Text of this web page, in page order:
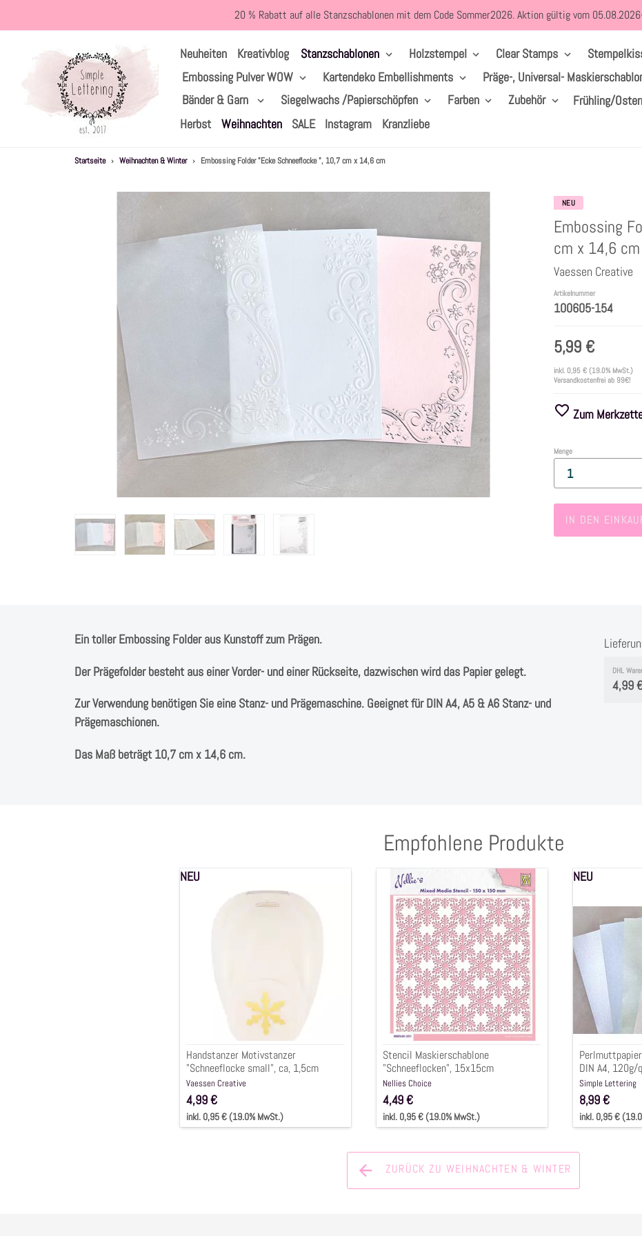
zum
20 % Rabatt auf alle Stanzschablonen mit dem Code Sommer2026. Aktion gültig vom
Neuheiten Kreativblog Stanzschablonen Holzstempel Clear Stamps
Embossing Pulver WOW
Kartendeko Embellishments Präge-, Universal-
Bänder & Garn
Siegelwachs /Papierschöpfen Farben Zubehör Frühling/
Herbst
Weihnachten SALE Instagram Kranzliebe
Startseite › Weihnachten & Winter › Embossing Folder "Ecke Schneeflocke ", 10,7 cm x 14,6 cm
NEU
Embossing
cm x 14,6 cm
Vaessen Creative
Artikelnummer
100605-154
5,99 €
inkl. 0,95 €(19.0% MwSt.)
Versandkostenfrei ab 99€!
Zum
Menge
IN DEN
Ein toller Embossing Folder aus Kunstoff zum Prägen.
Der Prägefolder besteht aus einer Vorder- und einer Rückseite, dazwischen wird das Papier gelegt.
Zur Verwendung benötigen Sie eine Stanz- und Prägemaschine. Geeignet für DIN A4, A5 & A6 Stanz- und
Prägemaschionen.
Das Maß beträgt 10,7 cm x 14,6 cm.
DHL
4,99
Empfohlene Produkte
Handstanzer
Motivstanzer
NEU
Handstanzer Motivstanzer
"Schneeflocke small", ca, 1,5cm
Vaessen Creative
4,99 €
inkl. 0,95 € (19.0% MwSt.)
Stencil
Maskierschablone
"Schneeflocken",
15x15cm
Stencil Maskierschablone
"Schneeflocken", 15x15cm
Nellies Choice
4,49 €
inkl. 0,95 € (19.0% MwSt.)
Perlmuttpapier
Töne"
120g/qm,
10-
tlg.
NEU
DIN A4,
Simple Lettering
8,99 €
inkl. 0,95 €
ZURÜCK ZU WEIHNACHTEN & WINTER